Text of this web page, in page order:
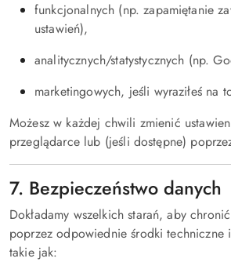
funkcjonalnych (np. zapamiętanie
ustawień),
analitycznych/statystycznych (np.
marketingowych, jeśli wyraziłeś na
Możesz w każdej chwili zmienić
przeglądarce lub (jeśli dostępne)
7. Bezpieczeństwo danych
Dokładamy wszelkich starań, aby
poprzez odpowiednie środki techniczne
takie jak: